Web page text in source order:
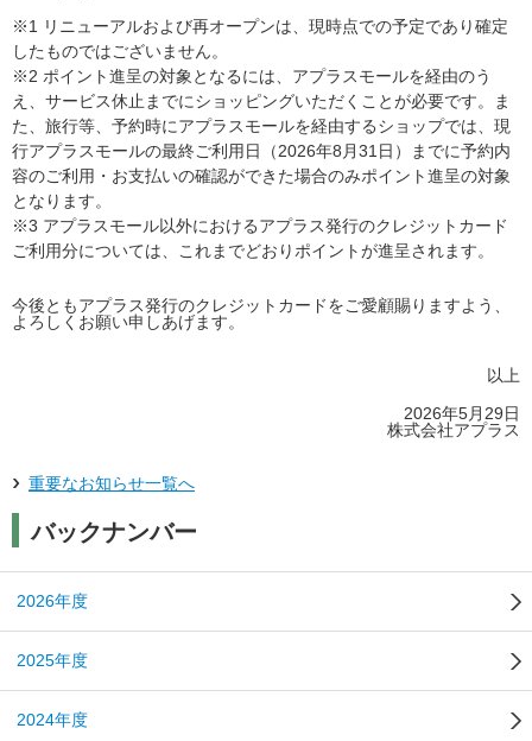
※1 リニューアルおよび再オープンは、現時点での予定であり確定
したものではございません。
※2 ポイント進呈の対象となるには、アプラスモールを経由のう
え、サービス休止までにショッピングいただくことが必要です。ま
た、旅行等、予約時にアプラスモールを経由するショップでは、現
行アプラスモールの最終ご利用日（2026年8月31日）までに予約内
容のご利用・お支払いの確認ができた場合のみポイント進呈の対象
となります。
※3 アプラスモール以外におけるアプラス発行のクレジットカード
ご利用分については、これまでどおりポイントが進呈されます。
今後ともアプラス発行のクレジットカードをご愛顧賜りますよう、
よろしくお願い申しあげます。
以上
2026年5月29日
株式会社アプラス
重要なお知らせ一覧へ
バックナンバー
2026年度
2025年度
2024年度